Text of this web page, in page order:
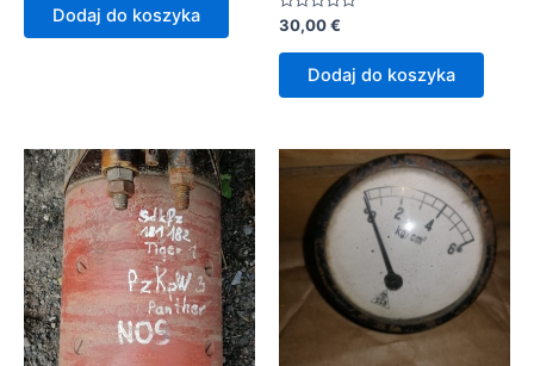
Dodaj do koszyka
Oceniono
0
na
30,00€
Dodaj do koszyka